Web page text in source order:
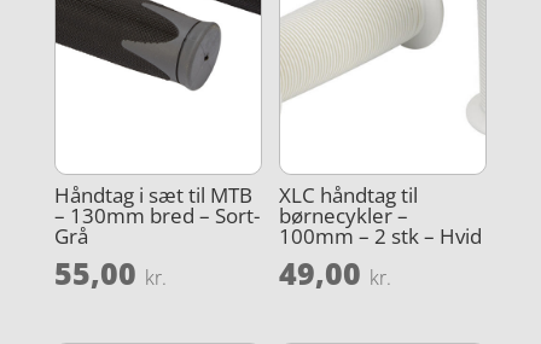
Håndtag i sæt til MTB
– 130mm bred – Sort-
Grå
55,00 kr.
XLC håndtag til
børnecykler –
100mm – 2 stk – Hvid
49,00 kr.